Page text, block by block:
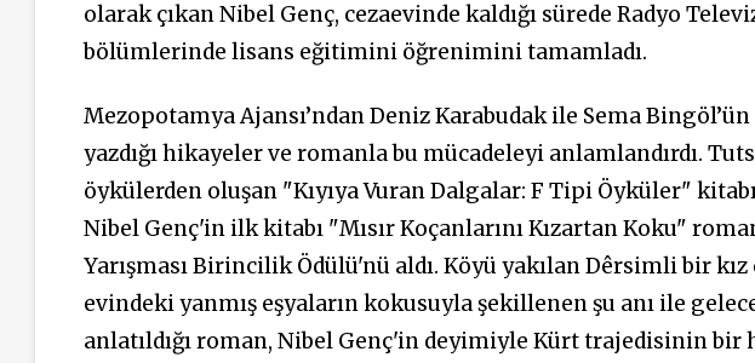
olarak çıkan Nibel Genç, cezaevinde kaldığı sürede Radyo
bölümlerinde lisans eğitimini öğrenimini tamamladı.
Mezopotamya Ajansı’ndan Deniz Karabudak ile Sema
yazdığı hikayeler ve romanla bu mücadeleyi anlamlandırdı.
öykülerden oluşan "Kıyıya Vuran Dalgalar: F Tipi Öyküler"
Nibel Genç'in ilk kitabı "Mısır Koçanlarını Kızartan Koku"
Yarışması Birincilik Ödülü'nü aldı. Köyü yakılan Dêrsimli bir
evindeki yanmış eşyaların kokusuyla şekillenen şu anı ile
anlatıldığı roman, Nibel Genç'in deyimiyle Kürt trajedisinin bir